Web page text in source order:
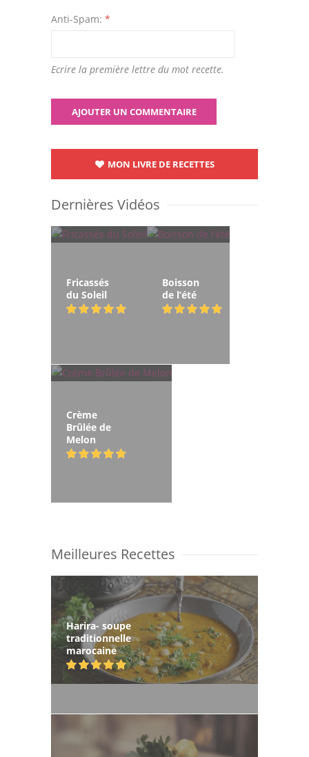
Anti-Spam: *
Ecrire la première lettre du mot recette.
MON LIVRE DE RECETTES
Dernières Vidéos
Fricassés
du Soleil
Boisson
de l’été
Crème
Brûlée de
Melon
Meilleures Recettes
Harira- soupe
traditionnelle
marocaine